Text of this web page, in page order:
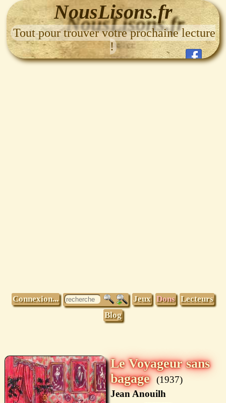
NousLisons.fr
Tout pour trouver votre prochaine lecture
!
Connexion... Jeux Dons Lecteurs
Blog
Le Voyageur sans
bagage
1937
Jean Anouilh